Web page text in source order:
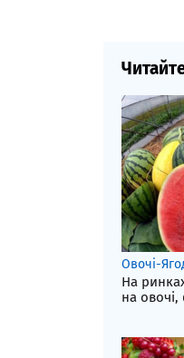
Овочі-
На
на